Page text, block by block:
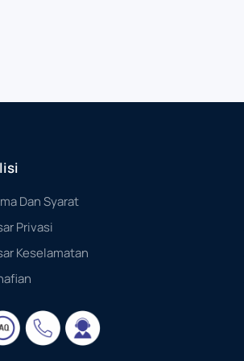
Dan Syarat
Privasi
Keselamatan